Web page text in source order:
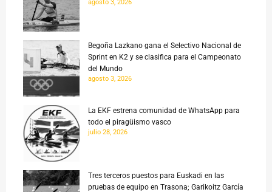
agosto 3, 2026
Begoña Lazkano gana el Selectivo Nacional de
Sprint en K2 y se clasifica para el Campeonato
del Mundo
agosto 3, 2026
La EKF estrena comunidad de WhatsApp para
todo el piragüismo vasco
julio 28, 2026
Tres terceros puestos para Euskadi en las
pruebas de equipo en Trasona; Garikoitz García